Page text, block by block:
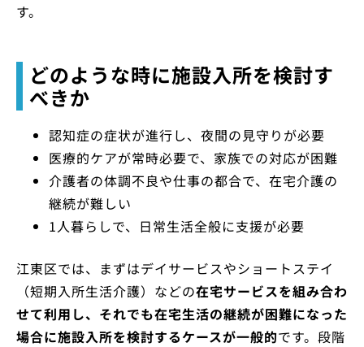
す。
どのような時に施設入所を検討す
べきか
認知症の症状が進行し、夜間の見守りが必要
医療的ケアが常時必要で、家族での対応が困難
介護者の体調不良や仕事の都合で、在宅介護の
継続が難しい
1人暮らしで、日常生活全般に支援が必要
江東区では、まずはデイサービスやショートステイ
（短期入所生活介護）などの在宅サービスを組み合わ
せて利用し、それでも在宅生活の継続が困難になった
場合に施設入所を検討するケースが一般的です。段階